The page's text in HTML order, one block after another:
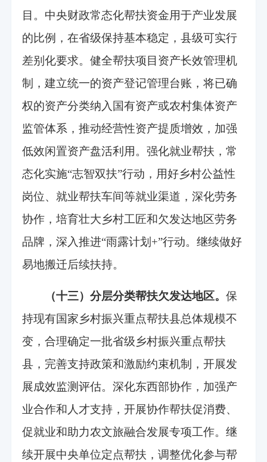
目。中央财政常态化帮扶资金用于产业发展
的比例，在省级保持基本稳定，县级可实行
差别化要求。健全帮扶项目资产长效管理机
制，建立统一的资产登记管理台账，将已确
权的资产分类纳入国有资产或农村集体资产
监管体系，推动经营性资产提质增效，加强
低效闲置资产盘活利用。强化就业帮扶，常
态化实施“志智双扶”行动，用好乡村公益性
岗位、就业帮扶车间等就业渠道，深化劳务
协作，培育壮大乡村工匠和欠发达地区劳务
品牌，深入推进“雨露计划+”行动。继续做好
易地搬迁后续扶持。
（十三）分层分类帮扶欠发达地区。 保
持现有国家乡村振兴重点帮扶县总体规模不
变，合理确定一批省级乡村振兴重点帮扶
县，完善支持政策和激励约束机制，开展发
展成效监测评估。深化东西部协作，加强产
业合作和人才支持，开展协作帮扶促消费、
促就业和助力农文旅融合发展专项工作。继
续开展中央单位定点帮扶，调整优化参与帮